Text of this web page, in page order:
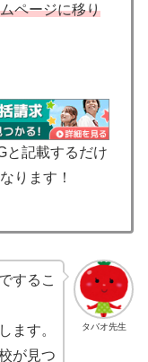
ページに移り
と記載するだけ
ります！
タバオ先生
するこ
ます。
が見つ